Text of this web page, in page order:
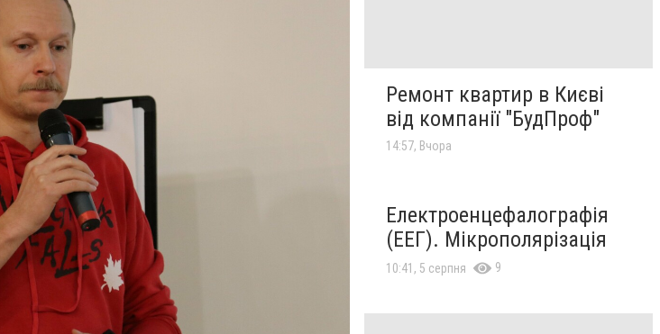
Ремонт квартир в Києві
від компанії "БудПроф"
14:57, Вчора
Електроенцефалографія
(ЕЕГ). Мікрополярізація
10:41, 5 серпня 9